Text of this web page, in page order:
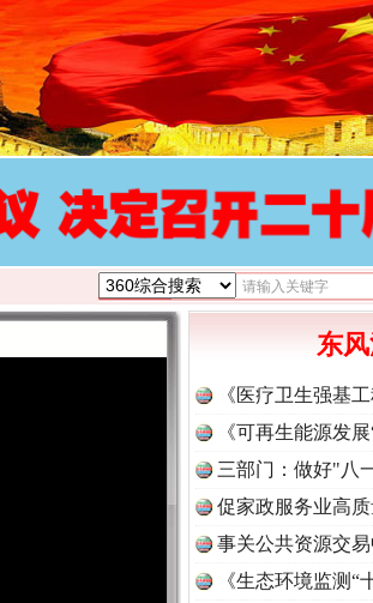
东
《医疗卫生强基
《可再生能源发
三部门：做好"八
促家政服务业高
事关公共资源交
《生态环境监测